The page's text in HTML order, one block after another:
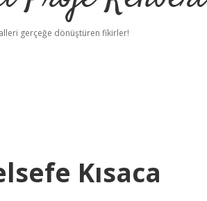
gerçeğe dönüştüren fikirler!
Kısaca